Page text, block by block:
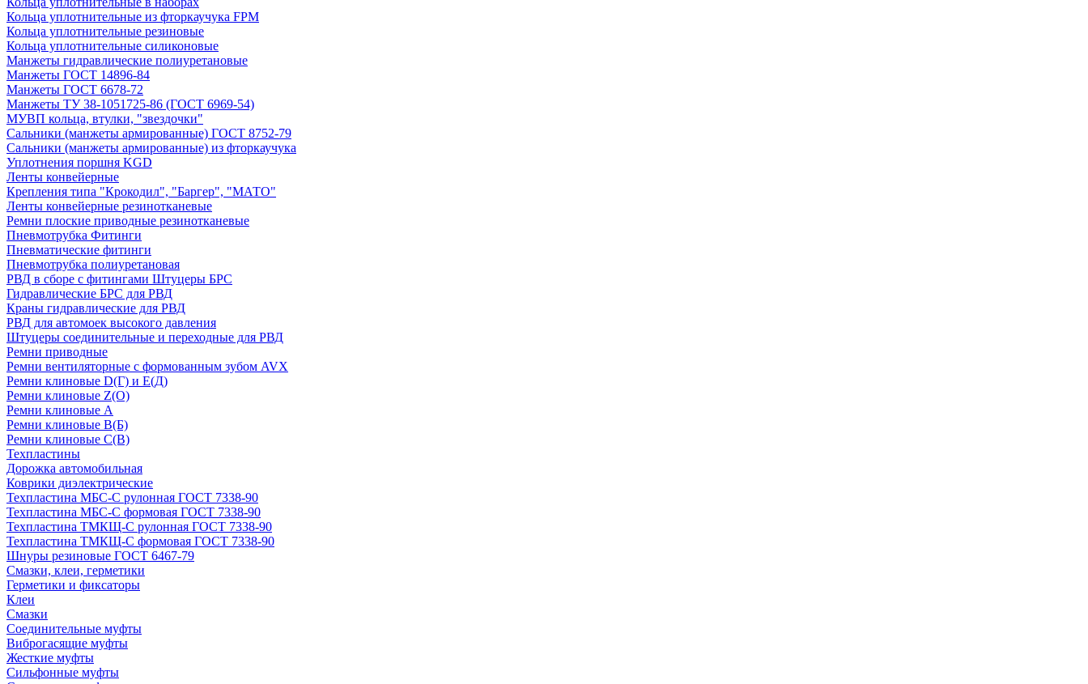
Кольца уплотнительные из фторкаучука FPM
Кольца уплотнительные резиновые
Кольца уплотнительные силиконовые
Манжеты гидравлические полиуретановые
Манжеты ГОСТ 14896-84
Манжеты ГОСТ 6678-72
Манжеты ТУ 38-1051725-86 (ГОСТ 6969-54)
МУВП кольца, втулки, "звездочки"
Сальники (манжеты армированные) ГОСТ 8752-79
Сальники (манжеты армированные) из фторкаучука
Уплотнения поршня KGD
Ленты конвейерные
Крепления типа "Крокодил", "Баргер", "МАТО"
Ленты конвейерные резинотканевые
Ремни плоские приводные резинотканевые
Пневмотрубка Фитинги
Пневматические фитинги
Пневмотрубка полиуретановая
РВД в сборе с фитингами Штуцеры БРС
Гидравлические БРС для РВД
Краны гидравлические для РВД
РВД для автомоек высокого давления
Штуцеры соединительные и переходные для РВД
Ремни приводные
Ремни вентиляторные с формованным зубом AVX
Ремни клиновые D(Г) и Е(Д)
Ремни клиновые Z(О)
Ремни клиновые А
Ремни клиновые В(Б)
Ремни клиновые С(В)
Техпластины
Дорожка автомобильная
Коврики диэлектрические
Техпластина МБС-С рулонная ГОСТ 7338-90
Техпластина МБС-С формовая ГОСТ 7338-90
Техпластина ТМКЩ-С рулонная ГОСТ 7338-90
Техпластина ТМКЩ-С формовая ГОСТ 7338-90
Шнуры резиновые ГОСТ 6467-79
Смазки, клеи, герметики
Герметики и фиксаторы
Клеи
Смазки
Соединительные муфты
Виброгасящие муфты
Жесткие муфты
Сильфонные муфты